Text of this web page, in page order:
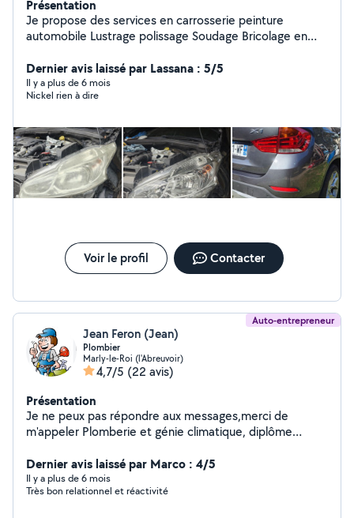
Présentation
Je propose des services en carrosserie peinture
automobile Lustrage polissage Soudage Bricolage en
vous J'ai beaucoup de demandes qui ne sont pas dans
mon périmètre je ne peu pas vous répondre envoyé moi
un message Zéro six 71-62-99-00
Dernier avis laissé par Lassana : 5/5
Il y a plus de 6 mois
Nickel rien à dire
Voir le profil Contacter
Auto-entrepreneur
Jean Feron (Jean)
Plombier
Marly-le-Roi (l'Abreuvoir)
4,7/5 (22 avis)
Présentation
Je ne peux pas répondre aux messages,merci de
m'appeler Plomberie et génie climatique, diplôme
WC,dépannage, climatisation, entretien et diagnostic.
Cuivre et PvC, je travaille également avec un associé
plombier. Devis gratuit avec mon associé.
Dernier avis laissé par Marco : 4/5
Il y a plus de 6 mois
Très bon relationnel et réactivité